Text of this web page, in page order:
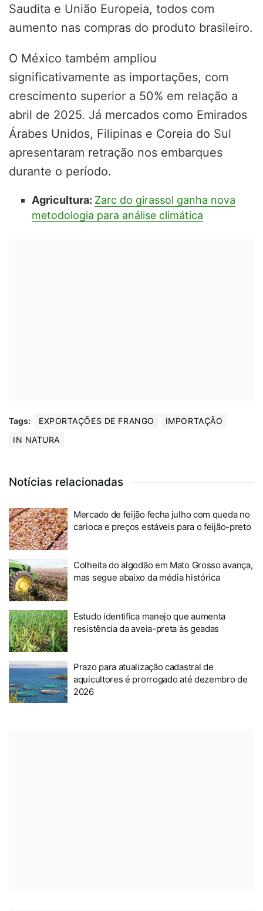
Saudita e União Europeia, todos com
aumento nas compras do produto brasileiro.
O México também ampliou
significativamente as importações, com
crescimento superior a 50% em relação a
abril de 2025. Já mercados como Emirados
Árabes Unidos, Filipinas e Coreia do Sul
apresentaram retração nos embarques
durante o período.
Agricultura: Zarc do girassol ganha nova
metodologia para análise climática
Tags: EXPORTAÇÕES DE FRANGO
IMPORTAÇÃO
IN NATURA
Notícias relacionadas
Mercado de feijão fecha julho com queda no
carioca e preços estáveis para o feijão-preto
Colheita do algodão em Mato Grosso avança,
mas segue abaixo da média histórica
Estudo identifica manejo que aumenta
resistência da aveia-preta às geadas
Prazo para atualização cadastral de
aquicultores é prorrogado até dezembro de
2026